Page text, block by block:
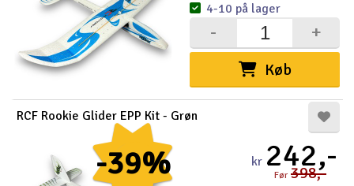
Køb
+
-
4-10 på lager
-39%
RCF Rookie Glider EPP Kit - Grøn
kr 242,-
Før 398,-